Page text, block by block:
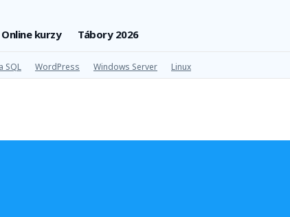
Online kurzy Tábory 2026
SQL WordPress Windows Server Linux